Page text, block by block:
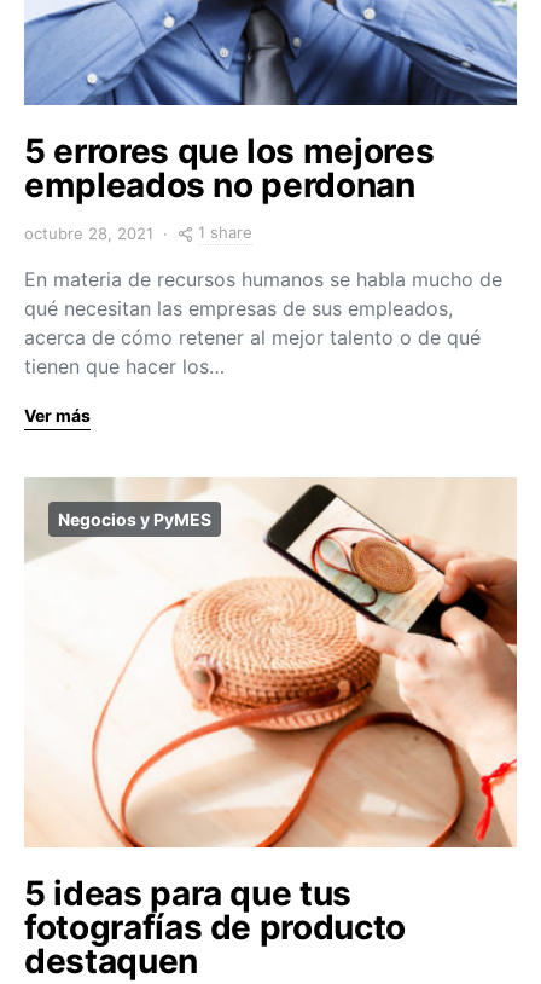
5 errores que los mejores
empleados no perdonan
octubre 28, 2021 1 share
En materia de recursos humanos se habla mucho de
qué necesitan las empresas de sus empleados,
acerca de cómo retener al mejor talento o de qué
tienen que hacer los…
Ver más
Negocios y PyMES
5 ideas para que tus
fotografías de producto
destaquen